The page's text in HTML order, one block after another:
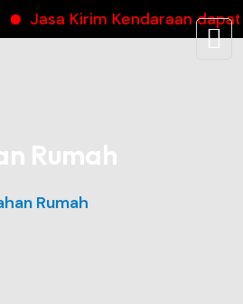
Kirim Kendaraan dapatkan
Rumah
Rumah